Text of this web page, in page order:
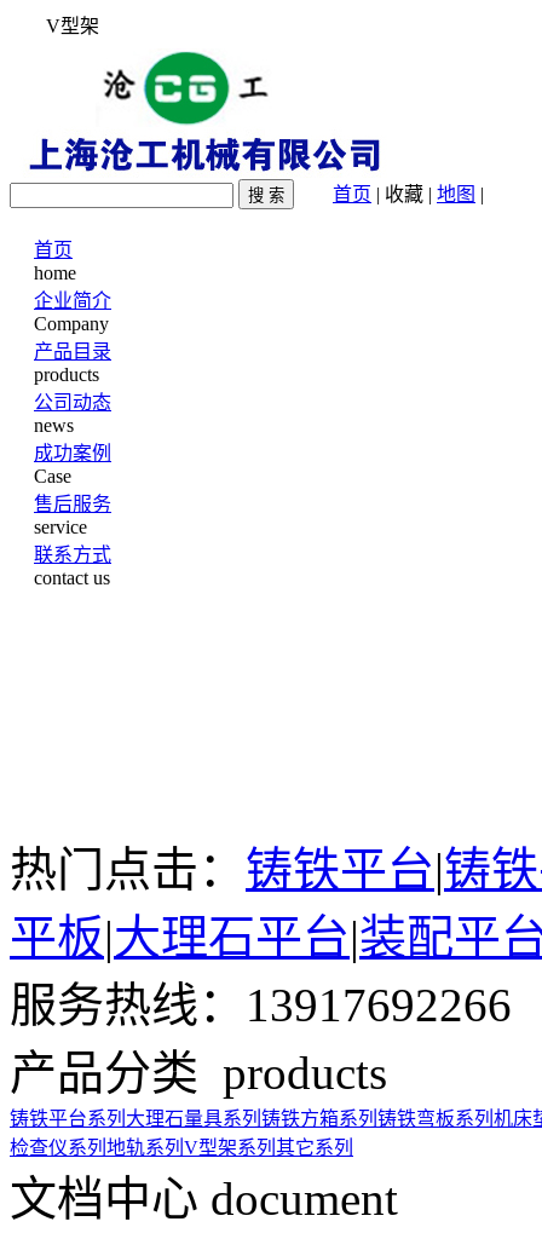
V型架
首页 | 收藏 | 地图 |
首页
home
企业简介
Company
产品目录
products
公司动态
news
成功案例
Case
售后服务
service
联系方式
contact us
热门点击： 铸铁平台|铸
平板|大理石平台|装配平
服务热线：13917692266
产品分类 products
铸铁平台系列 大理石量具系列 铸铁方箱系列 铸铁弯板系列 机床
检查仪系列 地轨系列 V型架系列 其它系列
文档中心 document